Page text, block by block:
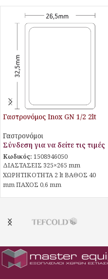
Γαστρονόμος Inox GN 1/2 2lt
Γαστρονόμοι
Σύνδεση για να δείτε τις τιμές
Κωδικός: 1508946050
ΔΙΑΣΤΑΣΕΙΣ 325×265 mm
ΧΩΡΗΤΙΚΟΤΗΤΑ 2 lt ΒΑΘΟΣ 40
mm ΠΑΧΟΣ 0,6 mm